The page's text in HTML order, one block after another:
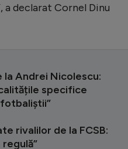
, a declarat Cornel Dinu
la Andrei Nicolescu:
specifice
rivalilor de la FCSB: